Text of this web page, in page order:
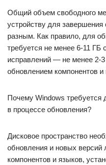
Общий объем свободного
устройству для
разным. Как правило, для
требуется не менее 6-11 ГБ
исправлений — не менее 2-
обновлением компонентов и
Почему Windows требуется
в процессе обновления?
Дисковое пространство
обновления и новых
компонентов и языков,